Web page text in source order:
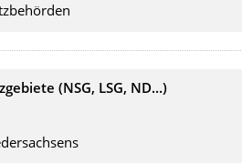
(NSG, LSG, ND...)